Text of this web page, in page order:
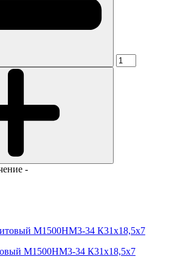
-
М1500НМ3-34 К31х18,5х7